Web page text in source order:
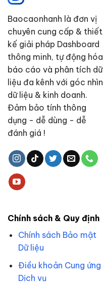
Baocaonhanh là đơn vị
chuyên cung cấp & thiết
kế giải pháp Dashboard
thông minh, tự động hóa
báo cáo và phân tích dữ
liệu đa kênh với góc nhìn
dữ liệu & kinh doanh.
Đảm bảo tính thông
dụng - dễ dùng - dễ
đánh giá !
Chính sách & Quy định
Chính sách Bảo mật
Dữ liệu
Điều khoản Cung ứng
Dịch vụ